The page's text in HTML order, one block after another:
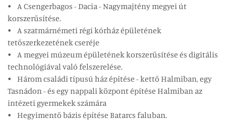
• A Csengerbagos - Dacia - Nagymajtény megyei út
korszerűsítése.
• A szatmárnémeti régi kórház épületének
tetőszerkezetének cseréje
• A megyei múzeum épületének korszerűsítése és digitális
technológiával való felszerelése.
• Három családi típusú ház építése - kettő Halmiban, egy
Tasnádon - és egy nappali központ építése Halmiban az
intézeti gyermekek számára
• Hegyimentő bázis építése Batarcs faluban.